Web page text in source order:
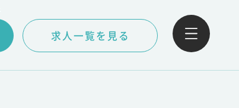
求人一覧を見る